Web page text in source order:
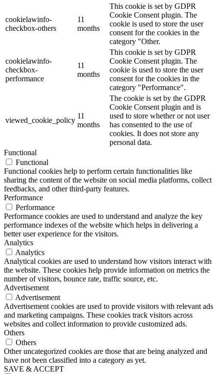
cookielawinfo-
checkbox-others
11
months
This cookie is set by GDPR
Cookie Consent plugin. The
cookie is used to store the user
consent for the cookies in the
category "Other.
cookielawinfo-
checkbox-
performance
11
months
This cookie is set by GDPR
Cookie Consent plugin. The
cookie is used to store the user
consent for the cookies in the
category "Performance".
viewed_cookie_policy
11
months
The cookie is set by the GDPR
Cookie Consent plugin and is
used to store whether or not user
has consented to the use of
cookies. It does not store any
personal data.
Functional
Functional
Functional cookies help to perform certain functionalities like
sharing the content of the website on social media platforms, collect
feedbacks, and other third-party features.
Performance
Performance
Performance cookies are used to understand and analyze the key
performance indexes of the website which helps in delivering a
better user experience for the visitors.
Analytics
Analytics
Analytical cookies are used to understand how visitors interact with
the website. These cookies help provide information on metrics the
number of visitors, bounce rate, traffic source, etc.
Advertisement
Advertisement
Advertisement cookies are used to provide visitors with relevant ads
and marketing campaigns. These cookies track visitors across
websites and collect information to provide customized ads.
Others
Others
Other uncategorized cookies are those that are being analyzed and
have not been classified into a category as yet.
SAVE & ACCEPT